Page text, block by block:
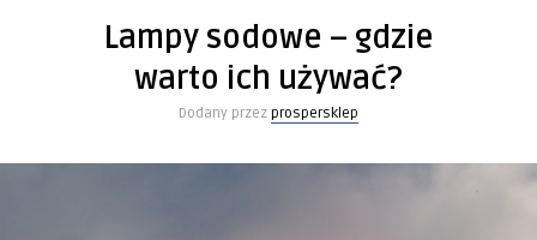
Lampy sodowe – gdzie
warto ich używać?
Dodany przez prospersklep